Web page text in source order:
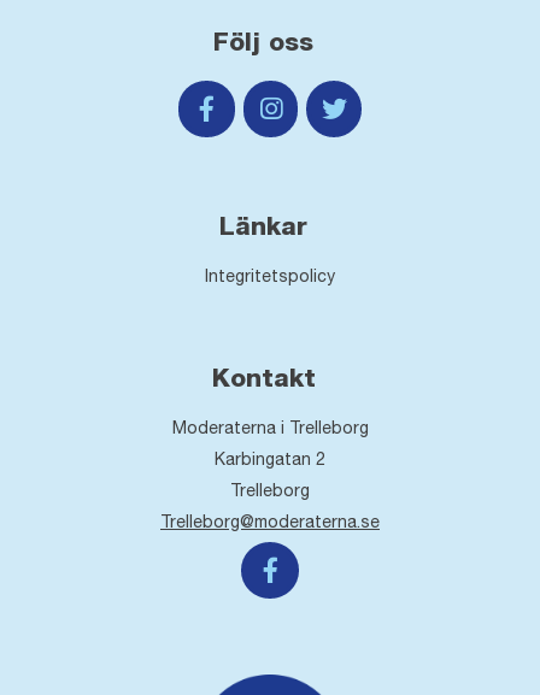
Följ oss
Länkar
Integritetspolicy
Kontakt
Moderaterna i Trelleborg
Karbingatan 2
Trelleborg
Trelleborg@moderaterna.se